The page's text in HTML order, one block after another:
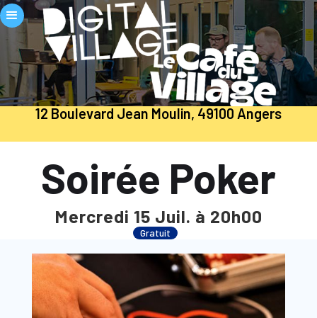
12 Boulevard Jean Moulin, 49100 Angers
Soirée Poker
Mercredi 15 Juil. à 20h00
Gratuit